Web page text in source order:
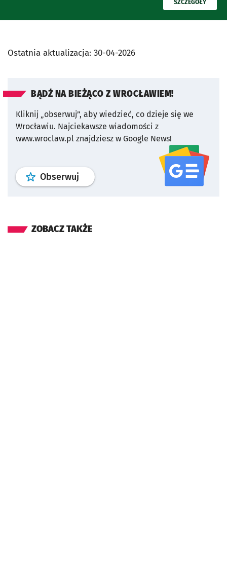
PRZECZYTAJ
SZCZEGÓŁY
Ostatnia aktualizacja: 30-04-2026
BĄDŹ NA BIEŻĄCO Z WROCŁAWIEM!
Kliknij „obserwuj”, aby wiedzieć, co dzieje się we
Wrocławiu. Najciekawsze wiadomości z
www.wroclaw.pl znajdziesz w Google News!
Obserwuj profil serwisu
ZOBACZ TAKŻE